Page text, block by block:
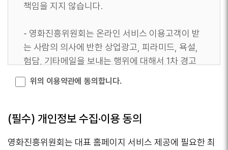
책임을 지지 않습니다.
- 영화진흥위원회는 온라인 서비스 이용고객이 받
는 사람의 의사에 반한 상업광고, 피라미드, 욕설,
험담, 기타메일을 보내는 행위에 대해서 1차 경고
후 재발시 사용자 번호를 삭제하며, 법적 조치를 의
뢰할 수 있습니다.
- 영화진흥위원회는 온라인 서비스 이용고객이 자
불법 S/W나, 음란 CD 판매, 개인의 인격에 침해를
위의 이용약관에 동의합니다.
(필수) 개인정보 수집·이용 동의
영화진흥위원회는 대표 홈페이지 서비스 제공에 필요한 최